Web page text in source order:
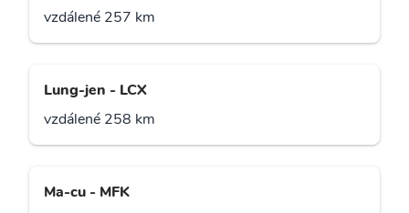
vzdálené 257 km
Lung-jen - LCX
vzdálené 258 km
Ma-cu - MFK